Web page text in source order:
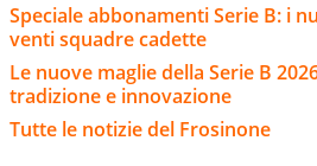
Speciale abbonamenti Serie B: i
venti squadre cadette
Le nuove maglie della Serie B
tradizione e innovazione
Tutte le notizie del Frosinone